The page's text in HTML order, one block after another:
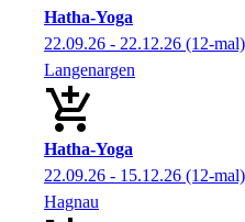
Hatha-Yoga
22.09.26 - 22.12.26 (12-mal)
Langenargen
Hatha-Yoga
22.09.26 - 15.12.26 (12-mal)
Hagnau